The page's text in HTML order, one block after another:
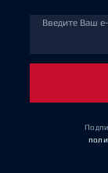
Введите Ваш